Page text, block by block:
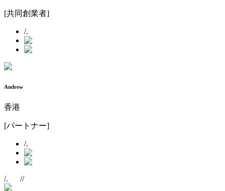
[共同創業者]
/.
Andrew
香港
[パートナー]
/.
/. //